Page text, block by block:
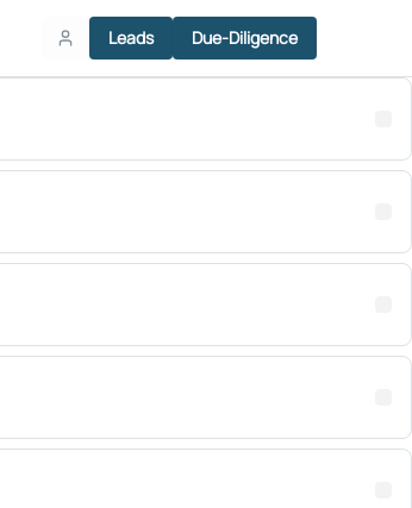
Leads Due-Diligence